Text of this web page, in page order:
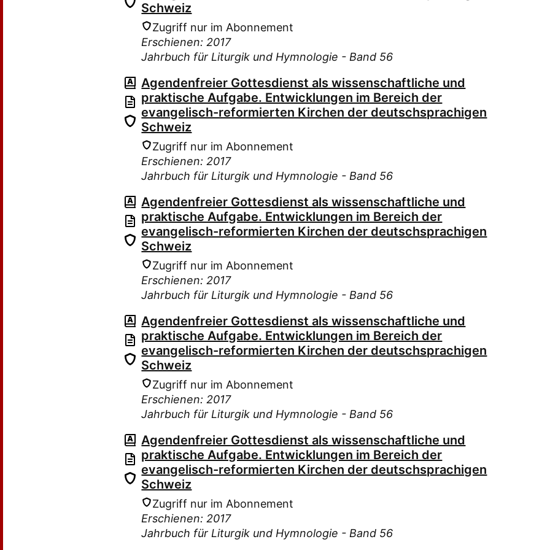
Schweiz
Zugriff nur im Abonnement
Erschienen: 2017
Jahrbuch für Liturgik und Hymnologie - Band 56
Agendenfreier Gottesdienst als wissenschaftliche und
praktische Aufgabe. Entwicklungen im Bereich der
evangelisch-reformierten Kirchen der deutschsprachigen
Schweiz
Zugriff nur im Abonnement
Erschienen: 2017
Jahrbuch für Liturgik und Hymnologie - Band 56
Agendenfreier Gottesdienst als wissenschaftliche und
praktische Aufgabe. Entwicklungen im Bereich der
evangelisch-reformierten Kirchen der deutschsprachigen
Schweiz
Zugriff nur im Abonnement
Erschienen: 2017
Jahrbuch für Liturgik und Hymnologie - Band 56
Agendenfreier Gottesdienst als wissenschaftliche und
praktische Aufgabe. Entwicklungen im Bereich der
evangelisch-reformierten Kirchen der deutschsprachigen
Schweiz
Zugriff nur im Abonnement
Erschienen: 2017
Jahrbuch für Liturgik und Hymnologie - Band 56
Agendenfreier Gottesdienst als wissenschaftliche und
praktische Aufgabe. Entwicklungen im Bereich der
evangelisch-reformierten Kirchen der deutschsprachigen
Schweiz
Zugriff nur im Abonnement
Erschienen: 2017
Jahrbuch für Liturgik und Hymnologie - Band 56